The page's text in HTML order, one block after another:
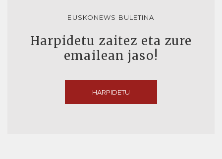
EUSKONEWS BULETINA
Harpidetu zaitez eta zure
emailean jaso!
HARPIDETU